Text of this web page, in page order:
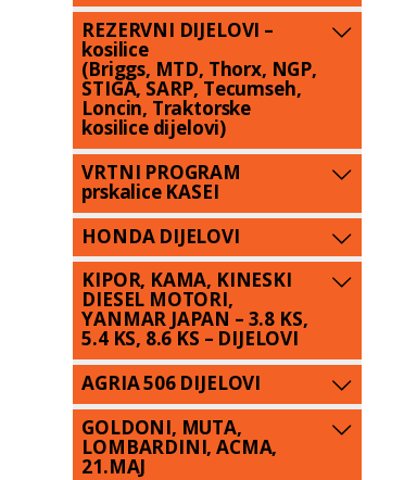
REZERVNI DIJELOVI –
kosilice
(Briggs, MTD, Thorx, NGP,
STIGA, SARP, Tecumseh,
Loncin, Traktorske
kosilice dijelovi)
VRTNI PROGRAM
prskalice KASEI
HONDA DIJELOVI
KIPOR, KAMA, KINESKI
DIESEL MOTORI,
YANMAR JAPAN – 3.8 KS,
5.4 KS, 8.6 KS – DIJELOVI
AGRIA 506 DIJELOVI
GOLDONI, MUTA,
LOMBARDINI, ACMA,
21.MAJ